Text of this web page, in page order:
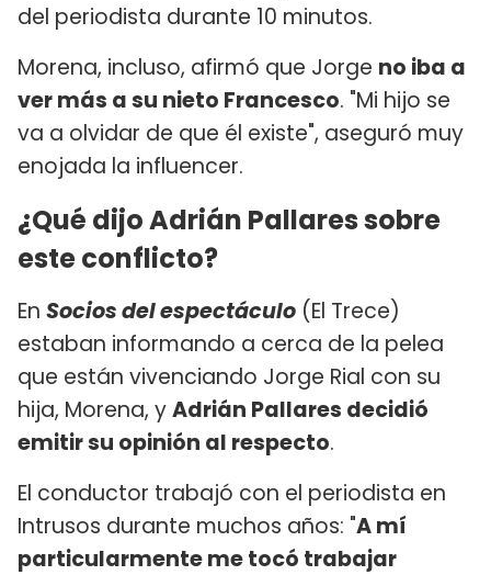
del periodista durante 10 minutos.
Morena, incluso, afirmó que Jorge no iba a
ver más a su nieto Francesco. "Mi hijo se
va a olvidar de que él existe", aseguró muy
enojada la influencer.
¿Qué dijo Adrián Pallares sobre
este conflicto?
En Socios del espectáculo (El Trece)
estaban informando a cerca de la pelea
que están vivenciando Jorge Rial con su
hija, Morena, yAdrián Pallares decidió
emitir su opinión al respecto.
El conductor trabajó con el periodista en
Intrusos durante muchos años: "A mí
particularmente me tocó trabajar